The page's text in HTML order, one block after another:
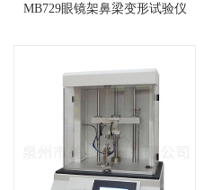
MB729眼镜架鼻梁变形试验仪